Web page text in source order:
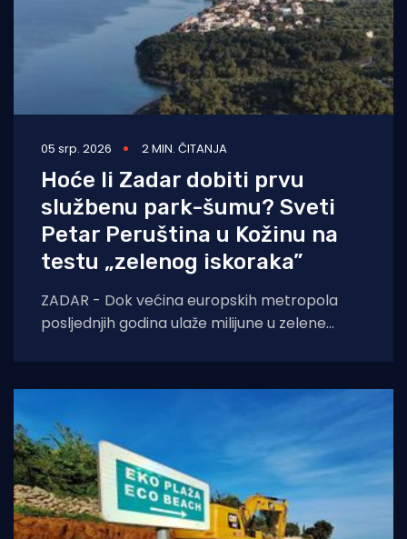
05 srp. 2026 2 MIN. ČITANJA
Hoće li Zadar dobiti prvu
službenu park-šumu? Sveti
Petar Peruština u Kožinu na
testu „zelenog iskoraka”
ZADAR - Dok većina europskih metropola
posljednjih godina ulaže milijune u zelene